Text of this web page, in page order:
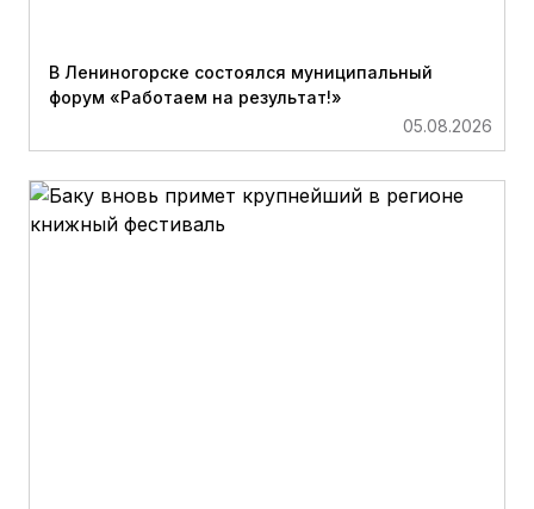
В Лениногорске состоялся муниципальный
форум «Работаем на результат!»
05.08.2026